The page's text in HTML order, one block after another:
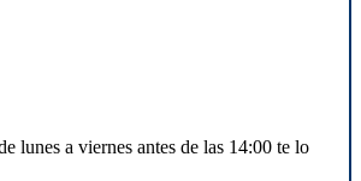
lunes a viernes antes de las 14:00 te lo